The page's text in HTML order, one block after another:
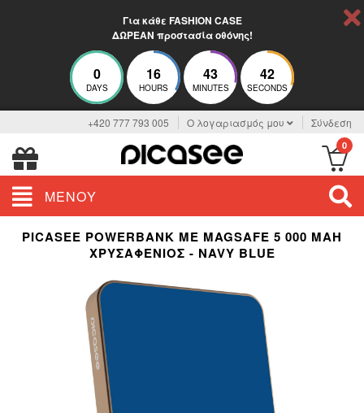
Για κάθε FASHION CASE
ΔΩΡΕΑΝ προστασία οθόνης!
0
DAYS
16
HOURS
43
MINUTES
41
SECONDS
+420 777 793 005 Ο λογαριασμός μου Σύνδεση
0
ΜΕΝΟΎ
PICASEE POWERBANK ΜΕ MAGSAFE 5 000 MAH
ΧΡΥΣΑΦΈΝΙΟΣ - NAVY BLUE